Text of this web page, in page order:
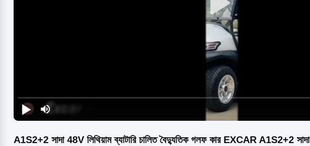
A1S2+2 সাদা 48V লিথিয়াম ব্যাটারি চালিত বৈদ্যুতিক গলফ কার EXCAR A1S2+2 সাদা